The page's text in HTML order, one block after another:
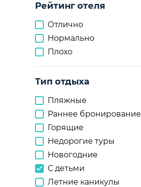
Рейтинг отеля
Отлично
Нормально
Плохо
Тип отдыха
Пляжные
Раннее бронирование
Горящие
Недорогие туры
Новогодние
С детьми
Летние каникулы